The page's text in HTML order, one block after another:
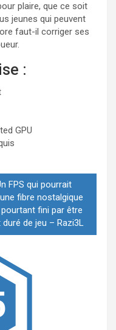
plaire, que ce soit
jeunes qui peuvent
faut-il corriger ses
:
GPU
FPS qui pourrait
fibre nostalgique
fini par être
de jeu – Razi3L